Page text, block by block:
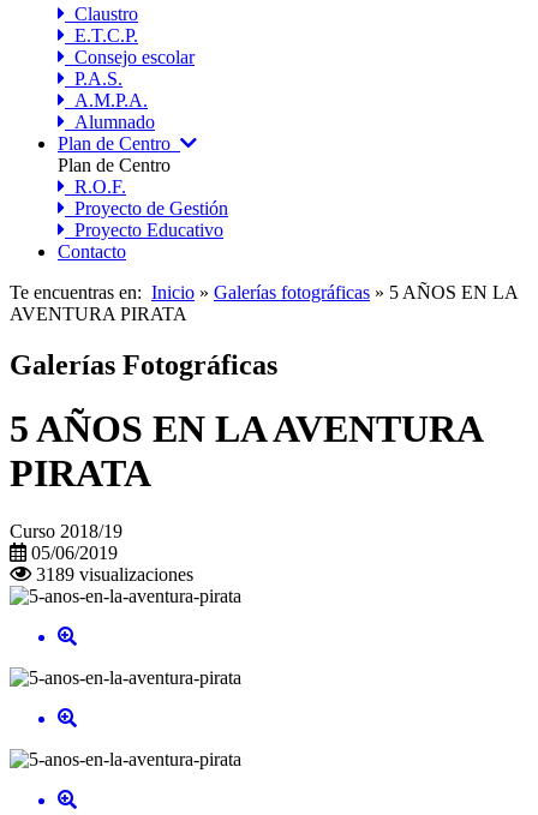
Claustro
E.T.C.P.
Consejo escolar
P.A.S.
A.M.P.A.
Alumnado
Plan de Centro
Plan de Centro
R.O.F.
Proyecto de Gestión
Proyecto Educativo
Contacto
Te encuentras en: Inicio » Galerías fotográficas » 5 AÑOS EN LA
AVENTURA PIRATA
Galerías Fotográficas
5 AÑOS EN LA AVENTURA
PIRATA
Curso 2018/19
05/06/2019
3189 visualizaciones